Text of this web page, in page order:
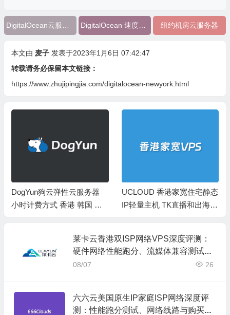
DigitalOcean云服务器评测 DigitalOcean 速度怎么样 纽约机房云服务器
本文由 麦子 发表于2023年1月6日 07:42:47
转载请务必保留本文链接：
https://www.zhujipingjia.com/digitalocean-newyork.html
DogYun狗云弹性云服务器
小时计费方式 香港 韩国 日
UCLOUD 香港家宽住宅静态
IP轻量主机 TK直播和出海
莱卡云香港双ISP网络VPS深度评测：
硬件网络性能跑分、流媒体兼容测试和
选择
08/07 26
六六云美国原生IP家庭ISP网络深度评
测：性能跑分测试、网络线路与购买建